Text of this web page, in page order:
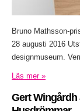
Bruno Mathsson-
28 augusti 2016
designmuseum.
Läs mer »
Gert